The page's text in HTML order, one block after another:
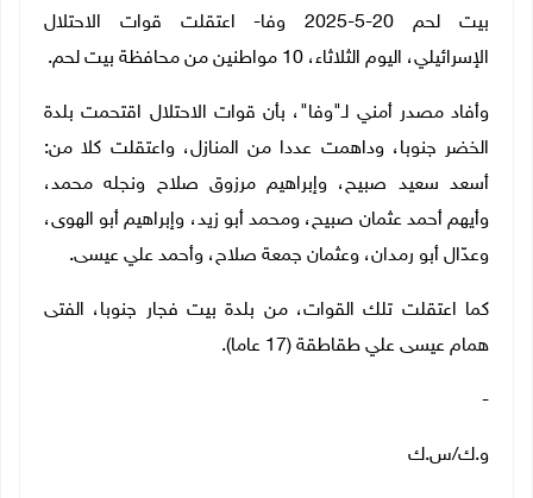
بيت لحم 20-5-2025 وفا- اعتقلت قوات الاحتلال
الإسرائيلي، اليوم الثلاثاء، 10 مواطنين من محافظة بيت لحم.
وأفاد مصدر أمني لـ"وفا"، بأن قوات الاحتلال اقتحمت بلدة
الخضر جنوبا، وداهمت عددا من المنازل، واعتقلت كلا من:
أسعد سعيد صبيح، وإبراهيم مرزوق صلاح ونجله محمد،
وأيهم أحمد عثمان صبيح، ومحمد أبو زيد، وإبراهيم أبو الهوى،
وعدّال أبو رمدان، وعثمان جمعة صلاح، وأحمد علي عيسى.
كما اعتقلت تلك القوات، من بلدة بيت فجار جنوبا، الفتى
همام عيسى علي طقاطقة (17 عاما).
-
و.ك/س.ك